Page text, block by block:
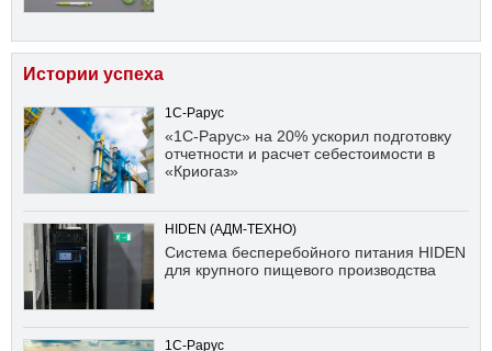
Истории успеха
1С-Рарус
«1С-Рарус» на 20% ускорил подготовку
отчетности и расчет себестоимости в
«Криогаз»
HIDEN (АДМ-ТЕХНО)
Система бесперебойного питания HIDEN
для крупного пищевого производства
1С-Рарус